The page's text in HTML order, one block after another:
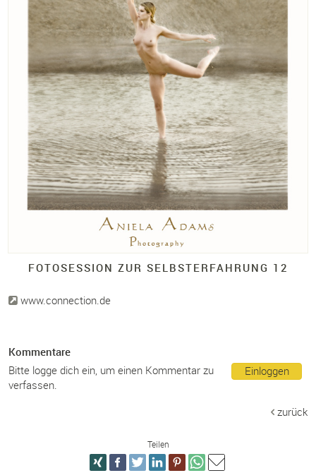
FOTOSESSION ZUR SELBSTERFAHRUNG 12
www.connection.de
Kommentare
Einloggen
Bitte logge dich ein, um einen Kommentar zu
verfassen.
zurück
Teilen